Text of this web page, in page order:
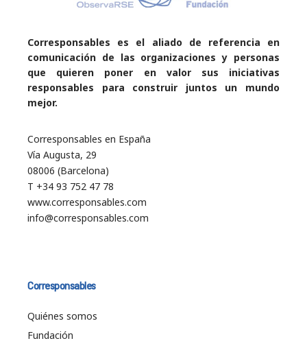
Corresponsables es el aliado de referencia en
comunicación de las organizaciones y personas
que quieren poner en valor sus iniciativas
responsables para construir juntos un mundo
mejor.
Corresponsables en España
Vía Augusta, 29
08006 (Barcelona)
T +34 93 752 47 78
www.corresponsables.com
info@corresponsables.com
Corresponsables
Quiénes somos
Fundación